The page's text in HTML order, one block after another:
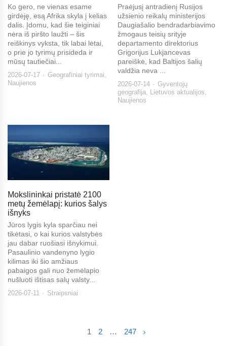
Ko gero, ne vienas esame
girdėję, esą Afrika skyla į kelias
dalis. Įdomu, kad šie teiginiai
nėra iš piršto laužti – šis
reiškinys vyksta, tik labai lėtai,
o prie jo tyrimų prisideda ir
mūsų tautiečiai...
2026-07-17 Geografiniai tyrimai,
Naujienos
Praėjusį antradienį Rusijos
užsienio reikalų ministerijos
Daugiašalio bendradarbiavimo
žmogaus teisių srityje
departamento direktorius
Grigorijus Lukjancevas
pareiškė, kad Baltijos šalių
valdžia neva ...
2026-07-14
Gyventojų
geografija, Lietuvos aktualijos,
Naujienos
Mokslininkai pristatė 2100
metų žemėlapį: kurios šalys
išnyks
Jūros lygis kyla sparčiau nei
tikėtasi, o kai kurios valstybės
jau dabar ruošiasi išnykimui.
Pasaulinio vandenyno lygio
kilimas iki šio amžiaus
pabaigos gali nuo žemėlapio
nušluoti ištisas salų valsty...
2026-07-11 Straipsniai
1 2 … 247